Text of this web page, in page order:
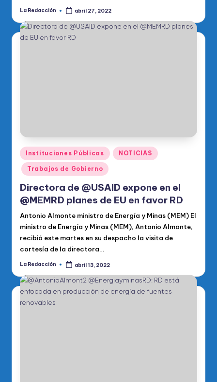
Publicado
La Redacción abril 27, 2022
Publicado
en
Instituciones Públicas NOTICIAS
Trabajos de Gobierno
Directora de @USAID expone en el
@MEMRD planes de EU en favor RD
Antonio Almonte ministro de Energía y Minas (MEM) El
ministro de Energía y Minas (MEM), Antonio Almonte,
recibió este martes en su despacho la visita de
cortesía de la directora…
Publicado
La Redacción abril 13, 2022